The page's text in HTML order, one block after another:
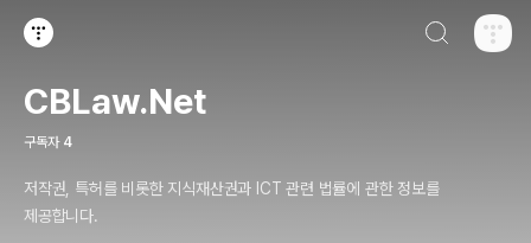
CBLaw.Net
구독자 4
저작권, 특허를 비롯한 지식재산권과 ICT 관련 법률에 관한 정보를
제공합니다.